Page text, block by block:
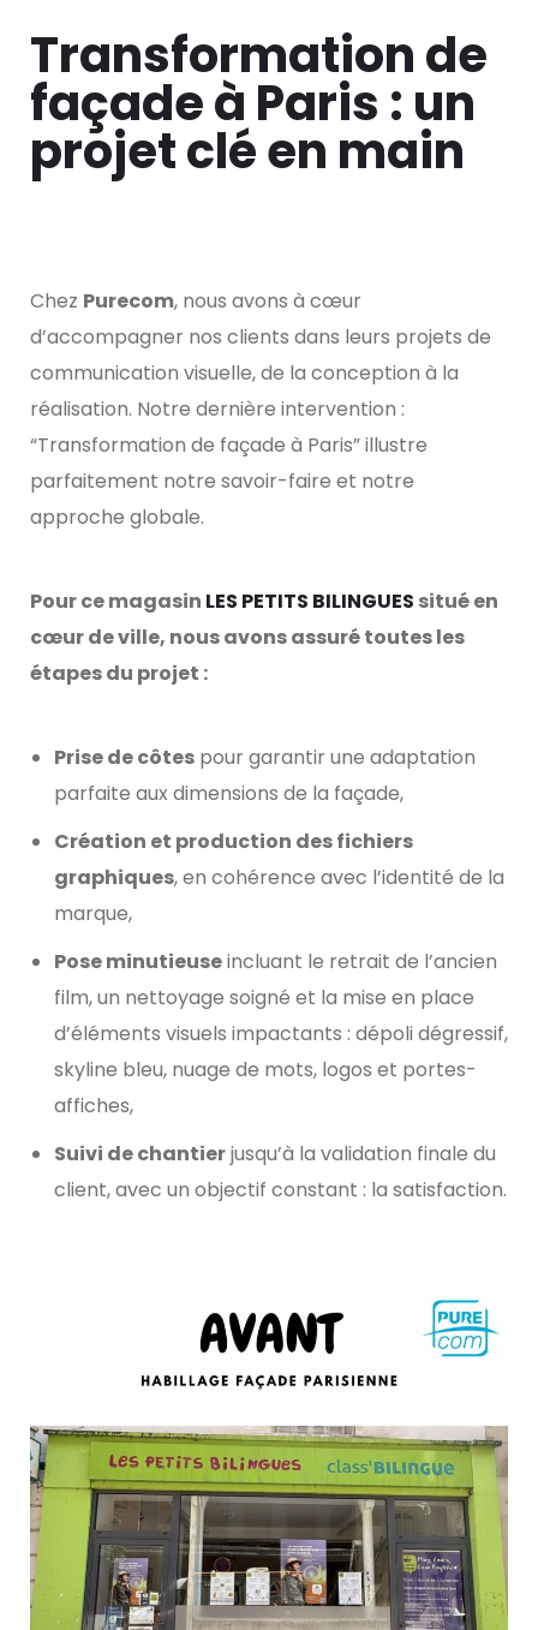
Transformation de
façade à Paris : un
projet clé en main
Chez Purecom, nous avons à cœur
d’accompagner nos clients dans leurs projets de
communication visuelle, de la conception à la
réalisation. Notre dernière intervention :
“Transformation de façade à Paris” illustre
parfaitement notre savoir-faire et notre
approche globale.
Pour ce magasin LES PETITS BILINGUES situé en
cœur de ville, nous avons assuré toutes les
étapes du projet :
Prise de côtes pour garantir une adaptation
parfaite aux dimensions de la façade,
Création et production des fichiers
graphiques, en cohérence avec l’identité de la
marque,
Pose minutieuseincluant le retrait de l’ancien
film, un nettoyage soigné et la mise en place
d’éléments visuels impactants : dépoli dégressif,
skyline bleu, nuage de mots, logos et portes-
affiches,
Suivi de chantierjusqu’à la validation finale du
client, avec un objectif constant : la satisfaction.